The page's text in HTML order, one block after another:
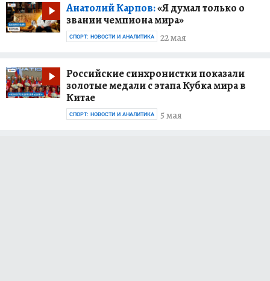
Анатолий Карпов:«Я думал только о
звании чемпиона мира»
22 мая
СПОРТ: НОВОСТИ И АНАЛИТИКА
Российские синхронистки показали
золотые медали с этапа Кубка мира в
Китае
5 мая
СПОРТ: НОВОСТИ И АНАЛИТИКА